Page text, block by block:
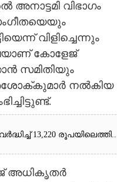
വിഭാഗം
വിളിച്ചെന്നും
കോളേജ്
സമിതിയും
നൽകിയ
13,220
അധികൃതർ